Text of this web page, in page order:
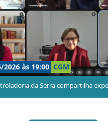
26/05/2026 às 15:00 CGM
'Aluno Ouvidor' realiza primeira